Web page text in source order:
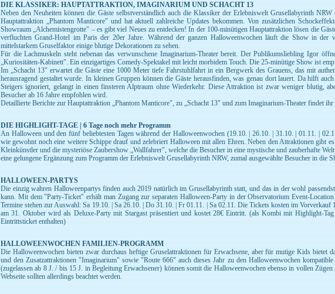
DIE KLASSIKER: HAUPTATTRAKTION, IMAGINARIUM UND SCHACHT 13
Neben den Neuheiten können die Gäste selbstverständlich auch die Klassiker der Erlebniswelt Grusellabyrinth
Hauptattraktion „Phantom Manticore" und hat aktuell zahlreiche Updates bekommen. Von zusätzlichen
Showraum „Alchemistengrotte" – es gibt viel Neues zu entdecken! In der 100-minütigen Hauptattraktion lösen die
verfluchten Grand-Hotel im Paris der 20er Jahre. Während der ganzen Halloweenwochen läuft die Show in der
mittelstarkem Gruselfaktor einige blutige Dekorationen zu sehen.
Für die Lachmuskeln steht nebenan das verwunschene Imaginarium-Theater bereit. Der Publikumsliebling Igor
„Kuriositäten-Kabinett". Ein einzigartiges Comedy-Spektakel mit leicht morbidem Touch. Die 25-minütige Show ist
Im „Schacht 13" erwartet die Gäste eine 1000 Meter tiefe Fahrstuhlfahrt in ein Bergwerk des Grauens, das mit
herausragend gestaltet wurde. In kleinen Gruppen können die Gäste herausfinden, was genau dort lauert. Da hilft
Steigers ignoriert, gelangt in einen finsteren Alptraum ohne Wiederkehr. Diese Attraktion ist zwar weniger blutig,
Besucher ab 16 Jahre empfohlen wird.
Detaillierte Berichte zur Hauptattraktion „Phantom Manticore", zu „Schacht 13" und zum Imaginarium-Theater findet ihr
DIE HIGHLIGHT-TAGE | 6 Tage noch mehr Programm
An Halloween und den fünf beliebtesten Tagen während der Halloweenwochen (19.10. | 26.10. | 31.10. | 01.11. |
wie gewohnt noch eine weitere Schippe drauf und zelebriert Halloween mit allen Ehren. Neben den Attraktionen gibt
Kleinkünstler und die mysteriöse Zaubershow „Wallfahrer", welche die Besucher in eine mystische und zauberhafte
eine gelungene Ergänzung zum Programm der Erlebniswelt Grusellabyrinth NRW, zumal ausgewählte Besucher in die
HALLOWEEN-PARTYS
Die einzig wahren Halloweenpartys finden auch 2019 natürlich im Grusellabyrinth statt, und das in der wohl
kann. Mit dem "Party-Ticket" erhält man Zugang zur separaten Halloween-Party in der Observatorium Event-
Termine stehen zur Auswahl: Sa 19.10. | Sa 26.10. | Do 31.10. | Fr 01.11. | Sa 02.11. Die Tickets kosten im Vorverkauf
am 31. Oktober wird als Deluxe-Party mit Stargast präsentiert und kostet 28€ Eintritt. (als Kombi mit Highlight-
Eintrittsticket enthalten)
HALLOWEENWOCHEN FAMILIEN-PROGRAMM
Die Halloweenwochen bieten zwar durchaus heftige Gruselattraktionen für Erwachsene, aber für mutige Kids bietet
und den Zusatzattraktionen "Imaginarium" sowie "Route 666" auch dieses Jahr zu den Halloweenwochen
(zugelassen ab 8 J. / bis 15 J. in Begleitung Erwachsener) können somit die Halloweenwochen ebenso in vollen
Webseite sollten allerdings beachtet werden.